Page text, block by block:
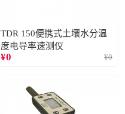
TDR 150便携式土壤水分温
度电导率速测仪
¥0 ¥0